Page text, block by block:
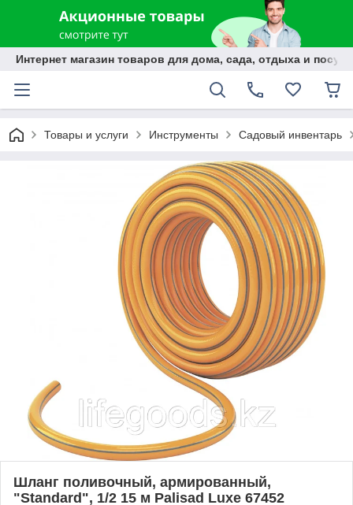
Интернет магазин товаров для дома, сада, отдыха и
Товары и услуги Инструменты Садовый инвентарь
Шланг поливочный, армированный,
"Standard", 1/2 15 м Palisad Luxe 67452